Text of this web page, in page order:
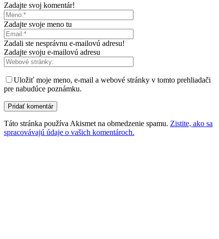
Zadajte svoj komentár!
Zadajte svoje meno tu
Zadali ste nesprávnu e-mailovú adresu!
Zadajte svoju e-mailovú adresu
Uložiť moje meno, e-mail a webové stránky v tomto prehliadači
pre nabudúce poznámku.
Táto stránka používa Akismet na obmedzenie spamu. Zistite, ako sa
spracovávajú údaje o vašich komentároch.